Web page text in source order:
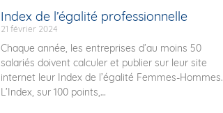
Index de l’égalité professionnelle
21 février 2024
Chaque année, les entreprises d’au moins 50
salariés doivent calculer et publier sur leur site
internet leur Index de l’égalité Femmes-Hommes.
L’Index, sur 100 points,